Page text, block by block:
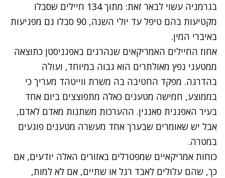
בגרמניה עשוי לבאר זאת: מתוך 134 חיילים שסבלו
מקטיעות בהם טיפל עד יולי השנה, 90 סבלו גם מפגיעות
באיברי המין.
אחוז החיילים האמריקאים שנהרגים באפגניסטן כתוצאה
ממטעני נפץ מאולתרים הוא גבוה במיוחד, ועולה
בהדרגה. מפקד החטיבה בה משרת ווייטהד מעריך כי
בממוצע, חמישה מטענים כאלה מתפוצצים ביום אחד
בעיר האפגנית סאנגין. ההערכות משתנות מאדם לאדם,
אבל יש שאומרים שבערך אחד מעשרה מטענים פוגעים
במטרה.
כוחות אמריקאיים שמפטרלים באזורים האלה יודעים, אם
כך, שהם עלולים לאבד רגל או שתיים, אם לא למות,